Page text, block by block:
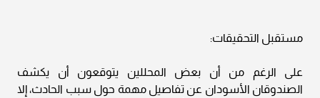
مستقبل التحقيقات:
على الرغم من أن بعض المحللين يتوقعون أن يكشف
الصندوقان الأسودان عن تفاصيل مهمة حول سبب الحادث، إلا